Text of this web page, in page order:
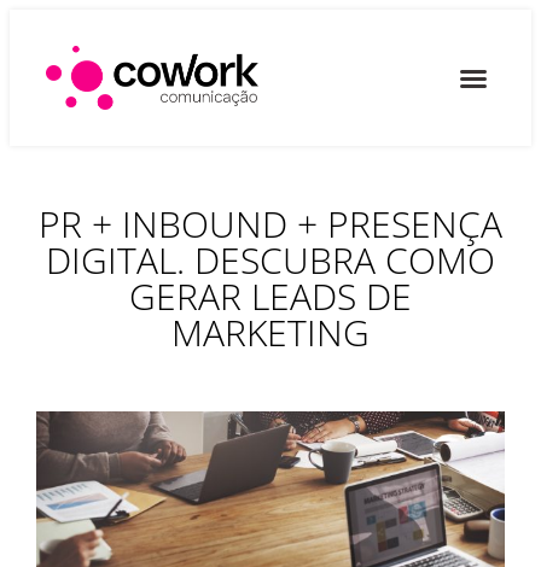
PR + INBOUND + PRESENÇA
DIGITAL. DESCUBRA COMO
GERAR LEADS DE
MARKETING